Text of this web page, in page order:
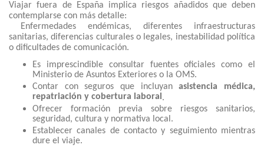
Viajar fuera de España implica riesgos añadidos que deben
contemplarse con más detalle:
Enfermedades endémicas, diferentes infraestructuras
sanitarias, diferencias culturales o legales, inestabilidad política
o dificultades de comunicación.
Es imprescindible consultar fuentes oficiales como el
Ministerio de Asuntos Exteriores o la OMS.
Contar con seguros que incluyanasistencia médica,
repatriación y cobertura laboral.
Ofrecer formación previa sobre riesgos sanitarios,
seguridad, cultura y normativa local.
Establecer canales de contacto y seguimiento mientras
dure el viaje.